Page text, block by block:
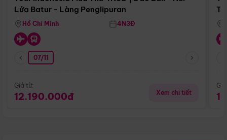
Lửa Batur - Làng Penglipuran
Hồ Chí Minh 4N3Đ
07/11
Giá từ:
12.190.000đ Xem chi tiết